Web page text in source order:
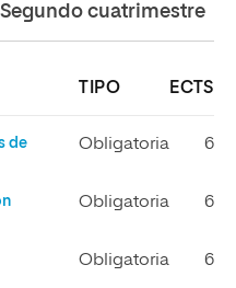
Segundo cuatrimestre
TIPO ECTS
de
Obligatoria 6
Obligatoria 6
Obligatoria 6